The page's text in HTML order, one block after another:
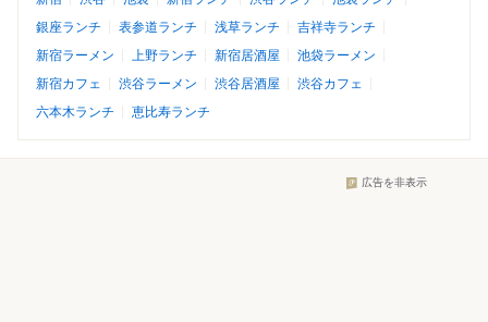
銀座ランチ
表参道ランチ 浅草ランチ
吉祥寺ランチ
新宿ラーメン
上野ランチ 新宿居酒屋
池袋ラーメン
新宿カフェ
渋谷ラーメン 渋谷居酒屋
渋谷カフェ
六本木ランチ
恵比寿ランチ
広告を非表示